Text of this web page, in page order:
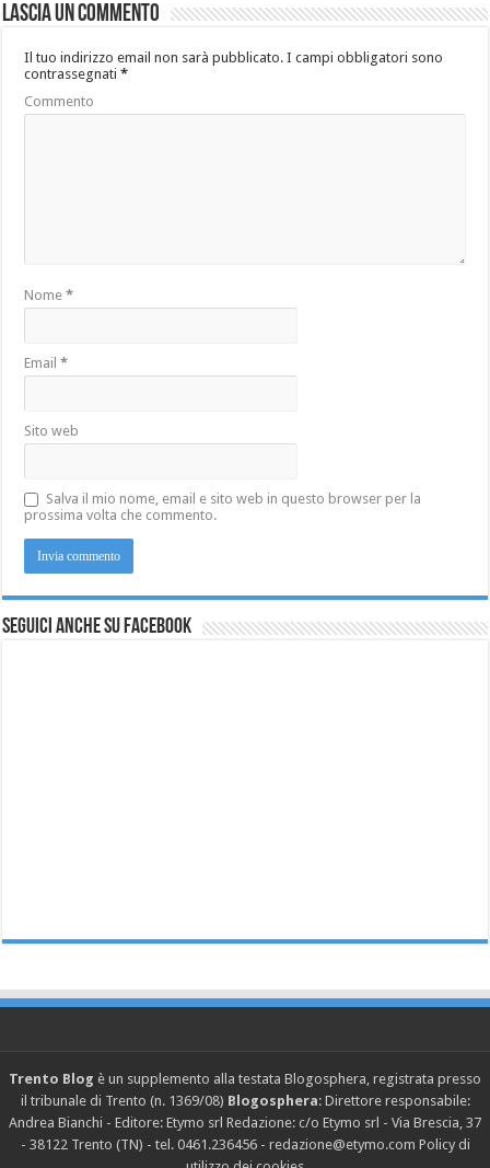
Lascia un commento
Il tuo indirizzo email non sarà pubblicato. I campi obbligatori sono
contrassegnati*
Commento
Nome*
Email*
Sito web
Salva il mio nome, email e sito web in questo browser per la
prossima volta che commento.
Seguici anche su Facebook
Trento Blog è un supplemento alla testata Blogosphera, registrata presso
il tribunale di Trento (n. 1369/08) Blogosphera: Direttore responsabile:
Andrea Bianchi - Editore: Etymo srl Redazione: c/o Etymo srl - Via Brescia, 37
- 38122 Trento (TN) - tel. 0461.236456 - redazione@etymo.com Policy di